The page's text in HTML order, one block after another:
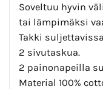
Soveltuu hyvin
tai lämpimäksi
Takki
2 sivutaskua.
2 painonapeilla
Material 100%